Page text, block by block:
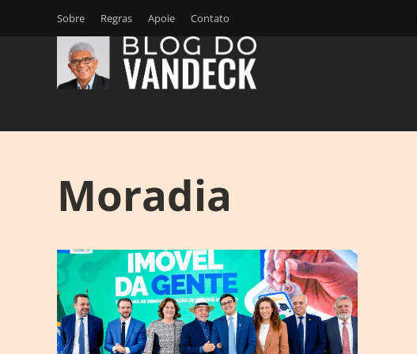
Sobre Regras Apoie Contato
Moradia